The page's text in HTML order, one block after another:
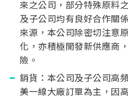
來之公司，部分特殊原料
及子公司均有良好合作關
來源，本公司除密切注意
化，亦積極開發新供應商
險。
銷貨：本公司及子公司高
美一線大廠訂單為主，因